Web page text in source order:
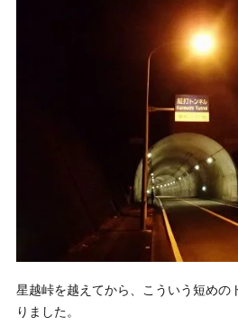
星越峠を越えてから、こういう短めの
りました。